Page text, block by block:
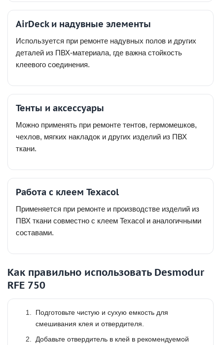
AirDeck и надувные элементы
Используется при ремонте надувных полов и других
деталей из ПВХ-материала, где важна стойкость
клеевого соединения.
Тенты и аксессуары
Можно применять при ремонте тентов, гермомешков,
чехлов, мягких накладок и других изделий из ПВХ
ткани.
Работа с клеем Texacol
Применяется при ремонте и производстве изделий из
ПВХ ткани совместно с клеем Texacol и аналогичными
составами.
Как правильно использовать Desmodur
RFE 750
Подготовьте чистую и сухую емкость для
смешивания клея и отвердителя.
Добавьте отвердитель в клей в рекомендуемой